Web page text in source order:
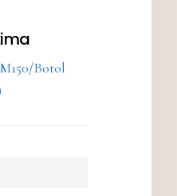
Botol